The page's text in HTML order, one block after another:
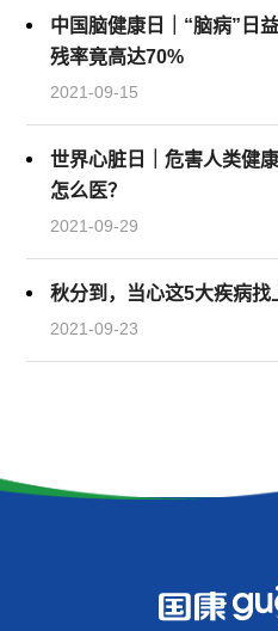
中国脑健康日｜“脑病”日
残率竟高达70%
2021-09-15
世界心脏日｜危害人类健
怎么医？
2021-09-29
秋分到，当心这5大疾病找
2021-09-23